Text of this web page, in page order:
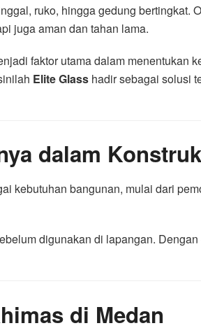
ruko, hingga gedung bertingkat.
juga aman dan tahan lama.
faktor utama dalam menentukan
Elite Glass hadir sebagai solusi
dalam
kebutuhan bangunan, mulai dari
digunakan di lapangan.
di Medan